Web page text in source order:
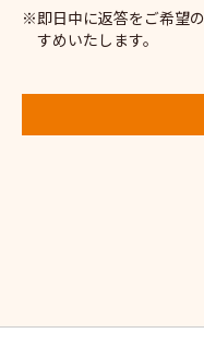
即日中に返答をご希望
すめいたします。